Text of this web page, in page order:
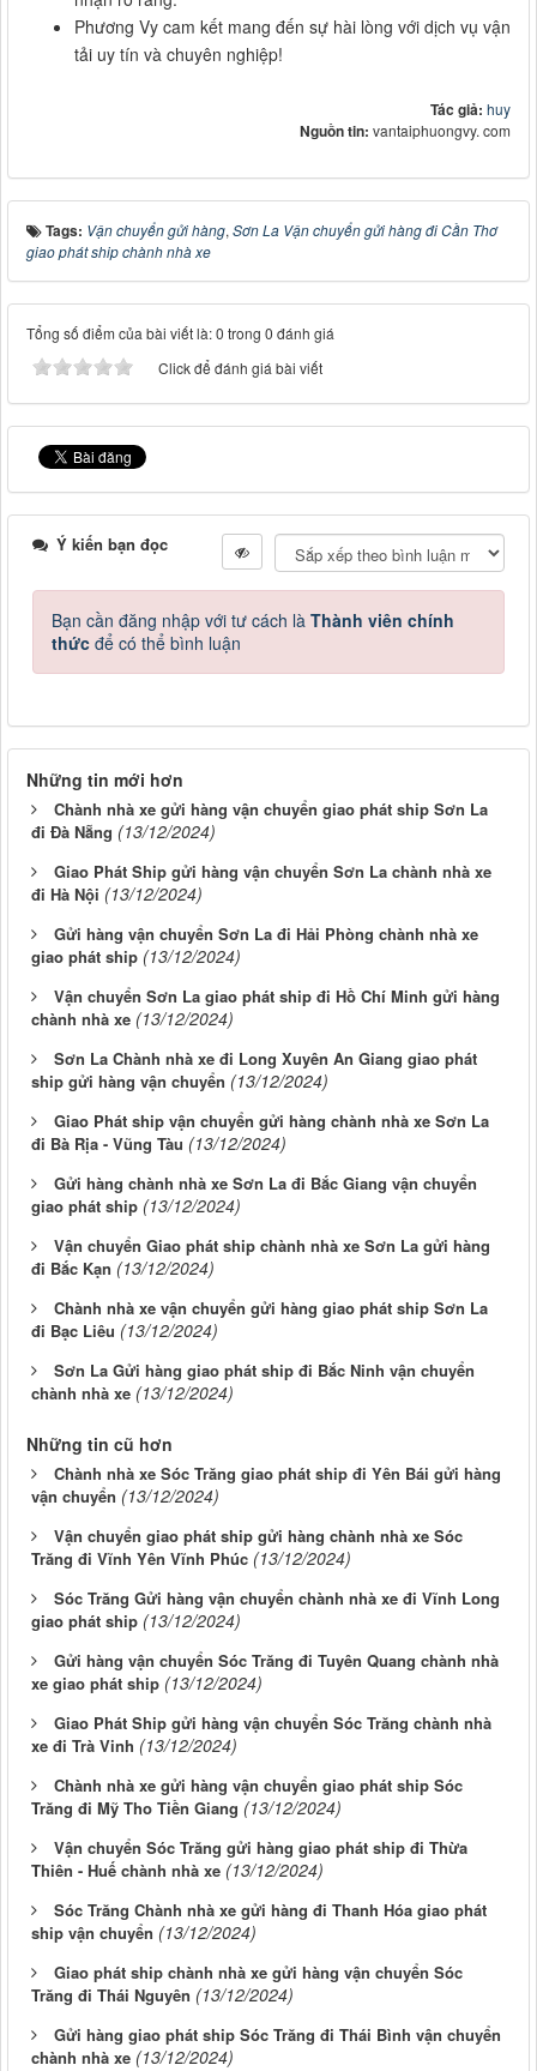
Phương Vy cam kết mang đến sự hài lòng với dịch vụ vận
tải uy tín và chuyên nghiệp!
Tác giả: huy
Nguồn tin: vantaiphuongvy. com
Tags: Vận chuyển gửi hàng,Sơn La Vận chuyển gửi hàng đi Cần Thơ
giao phát ship chành nhà xe
Tổng số điểm của bài viết là: 0 trong 0 đánh giá
Click để đánh giá bài viết
Ý kiến bạn đọc
Bạn cần đăng nhập với tư cách là Thành viên chính
thức để có thể bình luận
Những tin mới hơn
Chành nhà xe gửi hàng vận chuyển giao phát ship Sơn La
đi Đà Nẵng (13/12/2024)
Giao Phát Ship gửi hàng vận chuyển Sơn La chành nhà xe
đi Hà Nội (13/12/2024)
Gửi hàng vận chuyển Sơn La đi Hải Phòng chành nhà xe
giao phát ship (13/12/2024)
Vận chuyển Sơn La giao phát ship đi Hồ Chí Minh gửi hàng
chành nhà xe (13/12/2024)
Sơn La Chành nhà xe đi Long Xuyên An Giang giao phát
ship gửi hàng vận chuyển (13/12/2024)
Giao Phát ship vận chuyển gửi hàng chành nhà xe Sơn La
đi Bà Rịa - Vũng Tàu (13/12/2024)
Gửi hàng chành nhà xe Sơn La đi Bắc Giang vận chuyển
giao phát ship (13/12/2024)
Vận chuyển Giao phát ship chành nhà xe Sơn La gửi hàng
đi Bắc Kạn (13/12/2024)
Chành nhà xe vận chuyển gửi hàng giao phát ship Sơn La
đi Bạc Liêu (13/12/2024)
Sơn La Gửi hàng giao phát ship đi Bắc Ninh vận chuyển
chành nhà xe (13/12/2024)
Những tin cũ hơn
Chành nhà xe Sóc Trăng giao phát ship đi Yên Bái gửi hàng
vận chuyển (13/12/2024)
Vận chuyển giao phát ship gửi hàng chành nhà xe Sóc
Trăng đi Vĩnh Yên Vĩnh Phúc (13/12/2024)
Sóc Trăng Gửi hàng vận chuyển chành nhà xe đi Vĩnh Long
giao phát ship (13/12/2024)
Gửi hàng vận chuyển Sóc Trăng đi Tuyên Quang chành nhà
xe giao phát ship (13/12/2024)
Giao Phát Ship gửi hàng vận chuyển Sóc Trăng chành nhà
xe đi Trà Vinh (13/12/2024)
Chành nhà xe gửi hàng vận chuyển giao phát ship Sóc
Trăng đi Mỹ Tho Tiền Giang (13/12/2024)
Vận chuyển Sóc Trăng gửi hàng giao phát ship đi Thừa
Thiên - Huế chành nhà xe (13/12/2024)
Sóc Trăng Chành nhà xe gửi hàng đi Thanh Hóa giao phát
ship vận chuyển (13/12/2024)
Giao phát ship chành nhà xe gửi hàng vận chuyển Sóc
Trăng đi Thái Nguyên (13/12/2024)
Gửi hàng giao phát ship Sóc Trăng đi Thái Bình vận chuyển
chành nhà xe (13/12/2024)